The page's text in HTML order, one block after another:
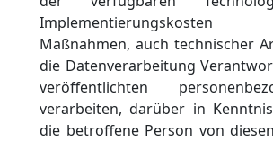
Implementierungskosten
Maßnahmen, auch technischer
die Datenverarbeitung
veröffentlichten
verarbeiten, darüber in
die betroffene Person von